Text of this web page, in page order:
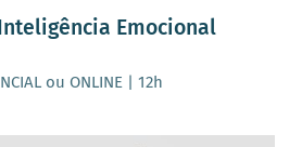
Emocional
ou ONLINE | 12h